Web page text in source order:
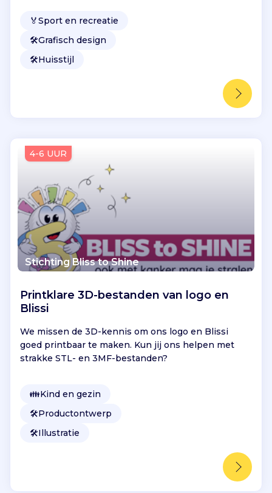
🏅Sport en recreatie
🛠️Grafisch design
🛠️Huisstijl
4-6 UUR
Stichting Bliss to Shine
Printklare 3D-bestanden van logo en
Blissi
We missen de 3D-kennis om ons logo en Blissi
goed printbaar te maken. Kun jij ons helpen met
strakke STL- en 3MF-bestanden?
👪Kind en gezin
🛠️Productontwerp
🛠️Illustratie